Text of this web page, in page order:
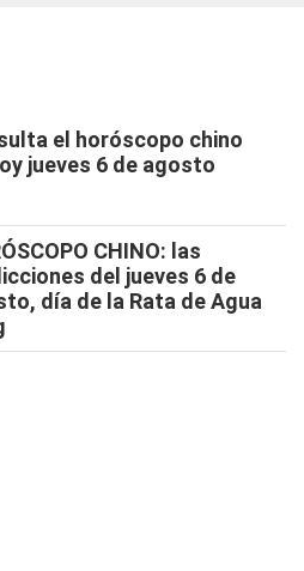
el horóscopo chino
jueves 6 de agosto
CHINO: las
del jueves 6 de
día de la Rata de Agua